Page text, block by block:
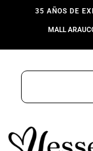
35 AÑOS DE
MALL